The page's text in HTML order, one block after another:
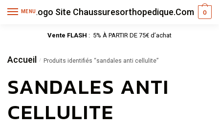
MENU 0
Vente FLASH : 5% À PARTIR DE 75€ d’achat
Accueil / Produits identifiés “sandales anti cellulite”
SANDALES ANTI
CELLULITE